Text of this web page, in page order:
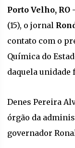
Porto Velho, RO
(15), o jornal
contato com o
Química do
daquela unidade
Denes Pereira
órgão da
governador